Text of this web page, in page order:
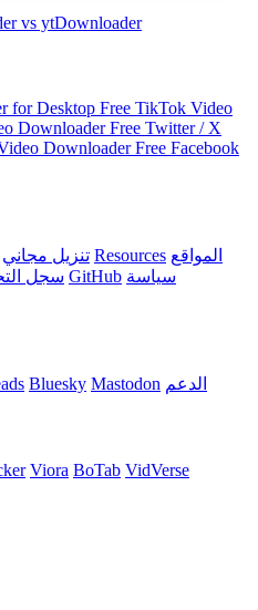
vs ytDownloader
for Desktop Free TikTok Video
DownloaderFree Twitter / X
DownloaderFree Facebook
تنزيل مجاني Resources المواقع
سجل GitHub سياسة
Bluesky Mastodon الدعم
Viora BoTab VidVerse